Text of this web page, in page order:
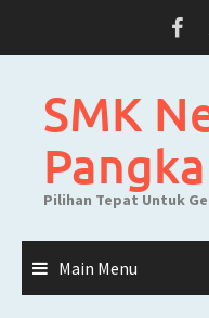
SMK
Pilihan Tepat Untuk
Main Menu